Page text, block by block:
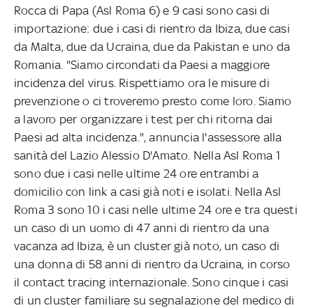
Rocca di Papa (Asl Roma 6) e 9 casi sono casi di
importazione: due i casi di rientro da Ibiza, due casi
da Malta, due da Ucraina, due da Pakistan e uno da
Romania. "Siamo circondati da Paesi a maggiore
incidenza del virus. Rispettiamo ora le misure di
prevenzione o ci troveremo presto come loro. Siamo
a lavoro per organizzare i test per chi ritorna dai
Paesi ad alta incidenza.", annuncia l'assessore alla
sanità del Lazio Alessio D'Amato. Nella Asl Roma 1
sono due i casi nelle ultime 24 ore entrambi a
domicilio con link a casi già noti e isolati. Nella Asl
Roma 3 sono 10 i casi nelle ultime 24 ore e tra questi
un caso di un uomo di 47 anni di rientro da una
vacanza ad Ibiza, è un cluster già noto, un caso di
una donna di 58 anni di rientro da Ucraina, in corso
il contact tracing internazionale. Sono cinque i casi
di un cluster familiare su segnalazione del medico di